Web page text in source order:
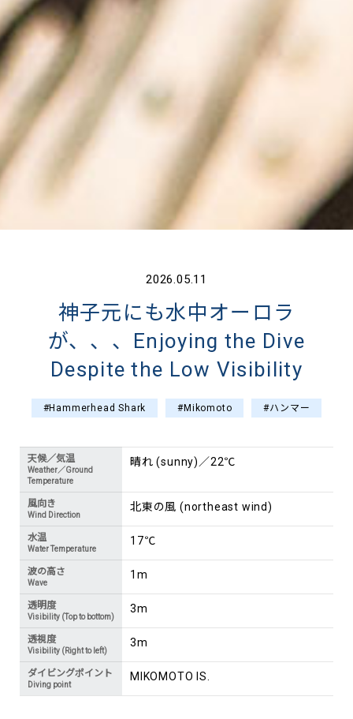
2026.05.11
神子元にも水中オーロラ
が、、、Enjoying the Dive
Despite the Low Visibility
#Hammerhead Shark #Mikomoto #ハンマー
天候／気温
Weather／Ground
Temperature
晴れ (sunny)／22℃
風向き
Wind Direction
北東の風 (northeast wind)
水温
Water Temperature
17℃
波の高さ
Wave
1m
透明度
Visibility (Top to bottom)
3m
透視度
Visibility (Right to left)
3m
ダイビングポイント
Diving point
MIKOMOTO IS.